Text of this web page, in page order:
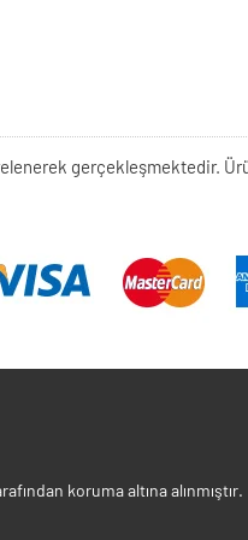
gerçekleşmektedir.
koruma altına alınmıştır.